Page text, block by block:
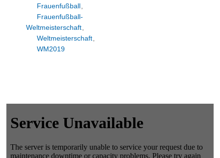
Frauenfußball
Frauenfußball-
Weltmeisterschaft
Weltmeisterschaft
WM2019